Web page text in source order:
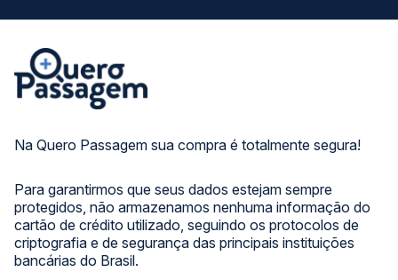
Na Quero Passagem sua compra é totalmente segura!
Para garantirmos que seus dados estejam sempre
protegidos, não armazenamos nenhuma informação do
cartão de crédito utilizado, seguindo os protocolos de
criptografia e de segurança das principais instituições
bancárias do Brasil.